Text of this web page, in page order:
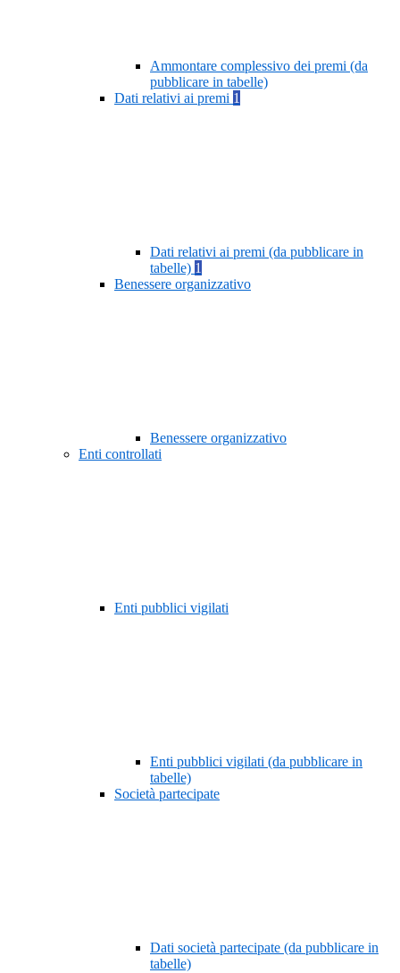
Ammontare complessivo dei premi (da
pubblicare in tabelle)
Dati relativi ai premi 1
Dati relativi ai premi (da pubblicare in
tabelle) 1
Benessere organizzativo
Benessere organizzativo
Enti controllati
Enti pubblici vigilati
Enti pubblici vigilati (da pubblicare in
tabelle)
Società partecipate
Dati società partecipate (da pubblicare in
tabelle)